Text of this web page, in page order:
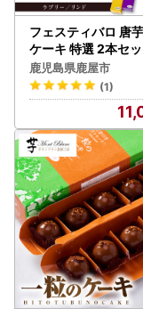
ります。
迷惑メール対策を
「
に設定をお願いしま
【ワンストップ特
〒897-0006
住所：鹿児島県南
宛先：鹿屋市ふる
※鹿屋市では、ワン
ます。
フェスティバロ 唐
ケーキ 特選 2本セ
023-002-01 菓子
鹿児島県鹿屋市
(1)